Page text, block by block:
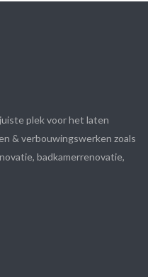
plek voor het laten
& verbouwingswerken zoals
badkamerrenovatie,